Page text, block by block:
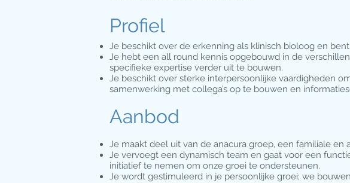
Profiel
Je beschikt over de erkenning als klinisch bioloog en
Je hebt een all round kennis opgebouwd in de
specifieke expertise verder uit te bouwen.
Je beschikt over sterke interpersoonlijke vaardigheden
samenwerking met collega’s op te bouwen en
Aanbod
Je maakt deel uit van de anacura groep, een familiale
Je vervoegt een dynamisch team en gaat voor een
initiatief te nemen om onze groei te ondersteunen.
Je wordt gestimuleerd in je persoonlijke groei; we